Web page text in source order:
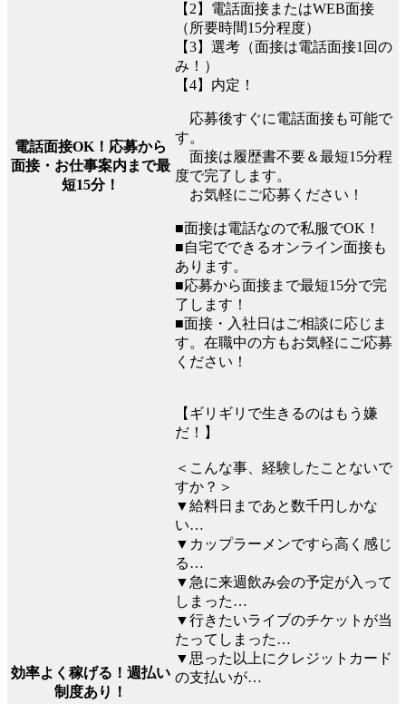
電話面接OK！応募から
面接・お仕事案内まで最
短15分！
【2】電話面接またはWEB面接
（所要時間15分程度）
【3】選考（面接は電話面接1回の
み！）
【4】内定！
応募後すぐに電話面接も可能で
す。
面接は履歴書不要＆最短15分程
度で完了します。
お気軽にご応募ください！
■面接は電話なので私服でOK！
■自宅でできるオンライン面接も
あります。
■応募から面接まで最短15分で完
了します！
■面接・入社日はご相談に応じま
す。在職中の方もお気軽にご応募
ください！
効率よく稼げる！週払い
制度あり！
【ギリギリで生きるのはもう嫌
だ！】
＜こんな事、経験したことないで
すか？＞
▼給料日まであと数千円しかな
い…
▼カップラーメンですら高く感じ
る…
▼急に来週飲み会の予定が入って
しまった…
▼行きたいライブのチケットが当
たってしまった…
▼思った以上にクレジットカード
の支払いが…